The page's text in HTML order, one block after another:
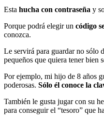
Esta hucha con contraseña y
Porque podrá elegir un código
conozca.
Le servirá para guardar no sólo
pequeños que quiera tener bien
Por ejemplo, mi hijo de 8 años
poderosas. Sólo él conoce la
También le gusta jugar con su
para conseguir el “tesoro” que